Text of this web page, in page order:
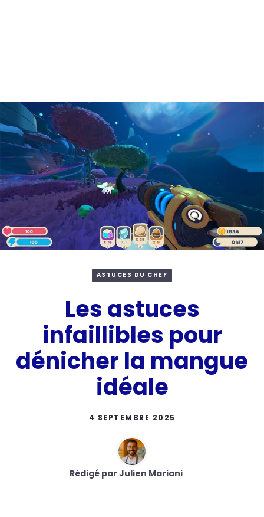
ASTUCES DU CHEF
Les astuces
infaillibles pour
dénicher la mangue
idéale
4 SEPTEMBRE 2025
Rédigé par Julien Mariani